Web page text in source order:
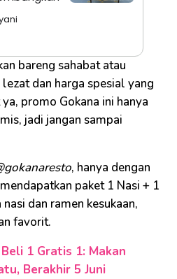
bareng sahabat atau
dan harga spesial yang
promo Gokana ini hanya
jadi jangan sampai
, hanya dengan
paket 1 Nasi + 1
dan ramen kesukaan,
favorit.
Beli 1 Gratis 1: Makan
Berakhir 5 Juni